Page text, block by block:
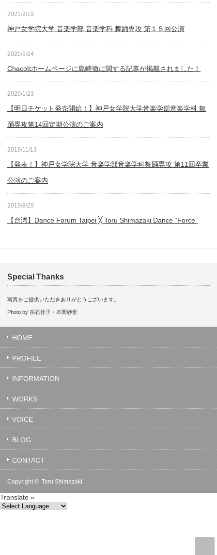
2021/2/19
神戸女学院大学 音楽学部 音楽学科 舞踊専攻 第１５回公演
2020/5/24
Chacottホームページに島崎徹に関する記事が掲載されました！
2020/1/23
【明日チケット発売開始！】神戸女学院大学音楽学部音楽学科 舞
踊専攻第14回定期公演のご案内
2019/11/13
【発表！】神戸女学院大学 音楽学部音楽学科舞踊専攻 第11回卒業
公演のご案内
2019/8/29
【台湾】Dance Forum Taipei ╳ Toru Shimazaki Dance “Force”
Special Thanks
写真をご提供いただきありがとうございます。
Photo by 宗石佳子・本間紗世
HOME
PROFILE
INFORMATION
WORKS
VOICE
BLOG
CONTACT
Copyright © Toru Shimazaki
Translate »